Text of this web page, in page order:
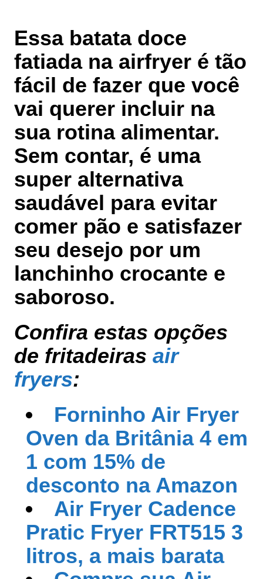
Essa batata doce
fatiada na airfryer é tão
fácil de fazer que você
vai querer incluir na
sua rotina alimentar.
Sem contar, é uma
super alternativa
saudável para evitar
comer pão e satisfazer
seu desejo por um
lanchinho crocante e
saboroso.
Confira estas opções
de fritadeiras air
fryers:
Forninho Air Fryer
Oven da Britânia 4 em
1 com 15% de
desconto na Amazon
Air Fryer Cadence
Pratic Fryer FRT515 3
litros, a mais barata